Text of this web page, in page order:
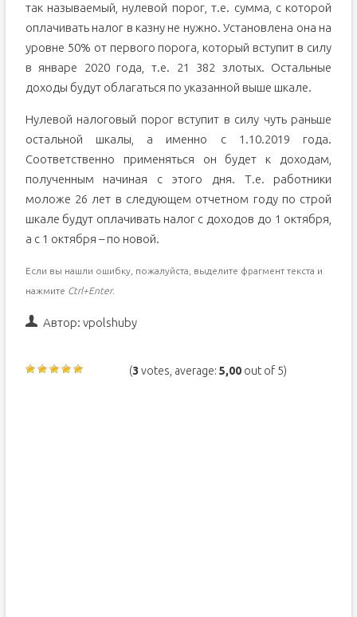
так называемый, нулевой порог, т.е. сумма, с которой
оплачивать налог в казну не нужно. Установлена она на
уровне 50% от первого порога, который вступит в силу
в январе 2020 года, т.е. 21 382 злотых. Остальные
доходы будут облагаться по указанной выше шкале.
Нулевой налоговый порог вступит в силу чуть раньше
остальной шкалы, а именно с 1.10.2019 года.
Соответственно применяться он будет к доходам,
полученным начиная с этого дня. Т.е. работники
моложе 26 лет в следующем отчетном году по строй
шкале будут оплачивать налог с доходов до 1 октября,
а с 1 октября – по новой.
Если вы нашли ошибку, пожалуйста, выделите фрагмент текста и
нажмите Ctrl+Enter.
Автор: vpolshuby
(3 votes, average:5,00 out of 5)